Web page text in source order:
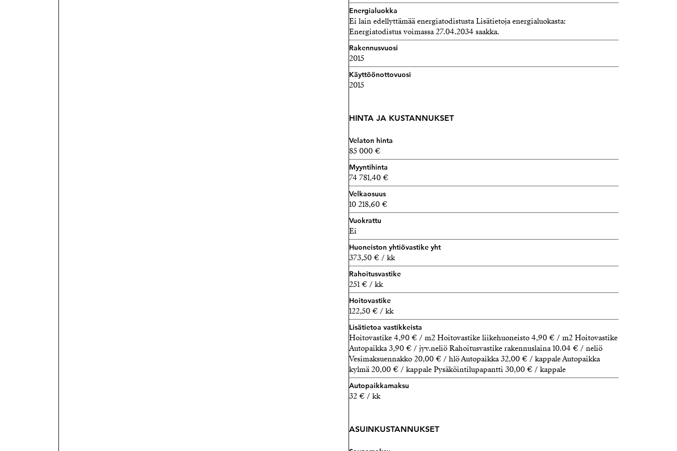
Energialuokka
Ei lain edellyttämää energiatodistusta Lisätietoja energialuokasta:
Energiatodistus voimassa 27.04.2034 saakka.
Rakennusvuosi
2015
Käyttöönottovuosi
2015
HINTA JA KUSTANNUKSET
Velaton hinta
85 000 €
Myyntihinta
74 781,40 €
Velkaosuus
10 218,60 €
Vuokrattu
Ei
Huoneiston yhtiövastike yht
373,50 € / kk
Rahoitusvastike
251 € / kk
Hoitovastike
122,50 € / kk
Lisätietoa vastikkeista
Hoitovastike 4,90 € / m2 Hoitovastike liikehuoneisto 4,90 € / m2 Hoitovastike
Autopaikka 3,90 € / jyv.neliö Rahoitusvastike rakennuslaina 10.04 € / neliö
Vesimaksuennakko 20,00 € / hlö Autopaikka 32,00 € / kappale Autopaikka
kylmä 20,00 € / kappale Pysäköintilupapantti 30,00 € / kappale
Autopaikkamaksu
32 € / kk
ASUINKUSTANNUKSET